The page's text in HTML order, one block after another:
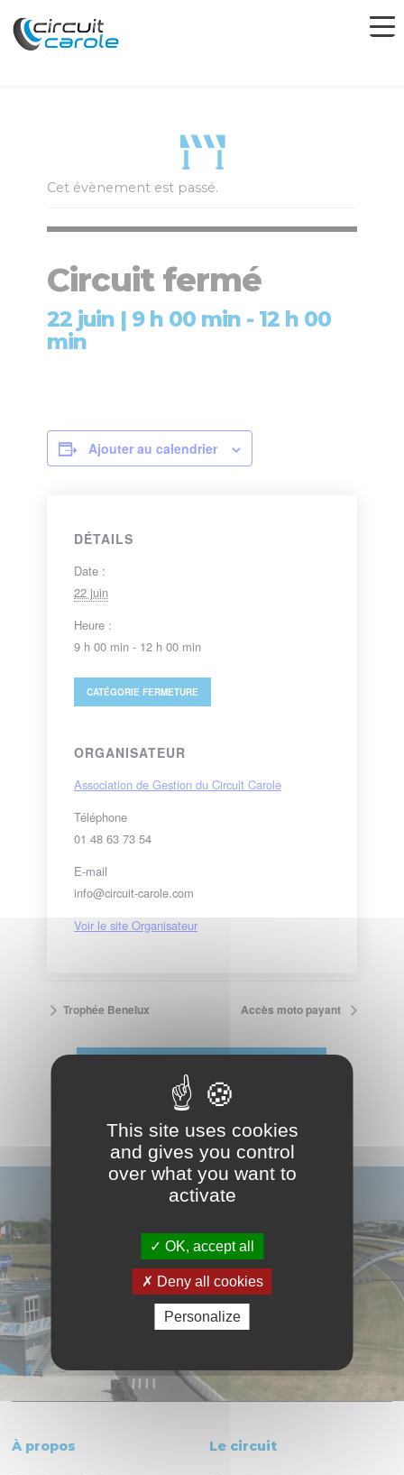
Cet évènement est passé.
Circuit fermé
22 juin | 9 h 00 min - 12 h 00
min
Ajouter au calendrier
DÉTAILS
Date :
22 juin
Heure :
9 h 00 min - 12 h 00 min
CATÉGORIEFERMETURE
ORGANISATEUR
Association de Gestion du Circuit Carole
Téléphone
01 48 63 73 54
E-mail
info@circuit-carole.com
Voir le site Organisateur
Trophée Benelux Accès moto payant
À propos Le circuit
This site uses cookies
and gives you control
over what you want to
activate
OK, accept all
Deny all cookies
Personalize